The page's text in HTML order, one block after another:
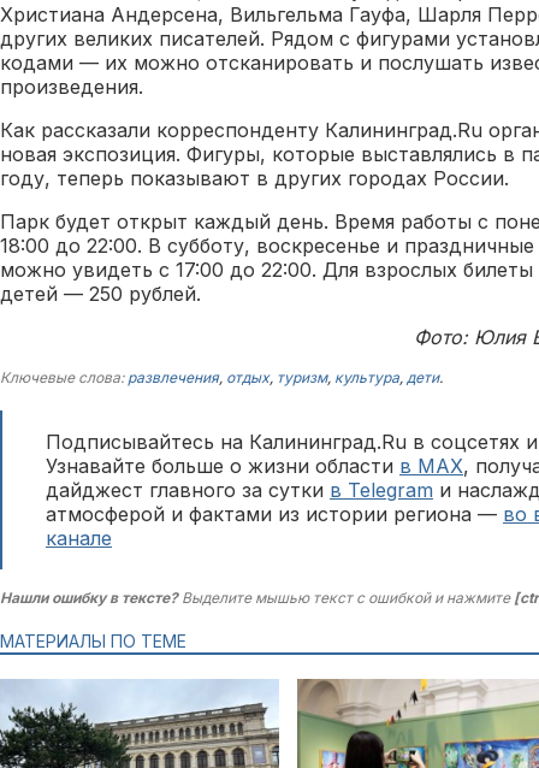
Христиана Андерсена, Вильгельма Гауфа, Шарля
других великих писателей. Рядом с фигурами
кодами — их можно отсканировать и послушать
произведения.
Как рассказали корреспонденту Калининград.Ru
новая экспозиция. Фигуры, которые выставлялись в
году, теперь показывают в других городах России.
Парк будет открыт каждый день. Время работы с
18:00 до 22:00. В субботу, воскресенье и
можно увидеть с 17:00 до 22:00. Для взрослых билеты
детей — 250 рублей.
Фото: Юлия
Ключевые слова: развлечения, отдых, туризм, культура, дети.
Подписывайтесь на Калининград.Ru в соцсетях
Узнавайте больше о жизни области в MAX,
дайджест главного за сутки в Telegram и
атмосферой и фактами из истории региона — во
канале
Нашли ошибку в тексте?Выделите мышью текст с ошибкой и нажмите
МАТЕРИАЛЫ ПО ТЕМЕ